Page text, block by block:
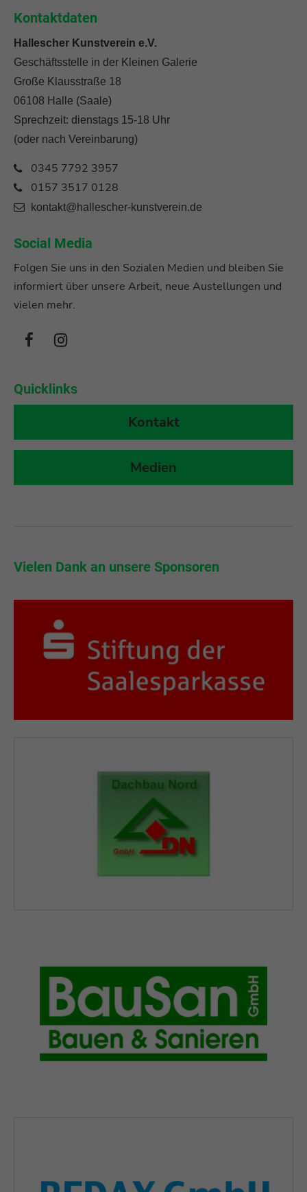
Kontaktdaten
Hallescher Kunstverein e.V.
Geschäftsstelle in der Kleinen Galerie
Große Klausstraße 18
06108 Halle (Saale)
Sprechzeit: dienstags 15-18 Uhr
(oder nach Vereinbarung)
0345 7792 3957
0157 3517 0128
kontakt@hallescher-kunstverein.de
Social Media
Folgen Sie uns in den Sozialen Medien und bleiben Sie
informiert über unsere Arbeit, neue Austellungen und
vielen mehr.
Quicklinks
Kontakt
Medien
Vielen Dank an unsere Sponsoren